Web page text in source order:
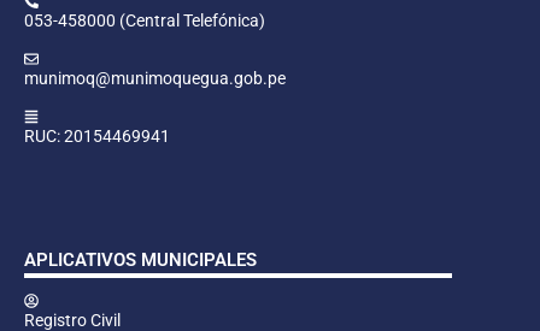
053-458000 (Central Telefónica)
munimoq@munimoquegua.gob.pe
RUC: 20154469941
APLICATIVOS MUNICIPALES
Registro Civil